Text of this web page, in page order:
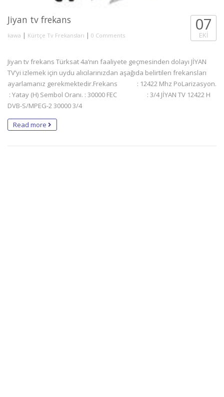
Jiyan tv frekans
kawa | Kürtçe Tv Frekansları | 0 Comments
07
EKI
Jiyan tv frekans Türksat 4a’nın faaliyete geçmesinden dolayı JİYAN
TV’yi izlemek için uydu alıcılarınızdan aşağıda belirtilen frekansları
ayarlamanız gerekmektedir.Frekans : 12422 Mhz PoLarizasyon.
: Yatay (H) Sembol Oranı. : 30000 FEC : 3/4 JİYAN TV 12422 H
DVB-S/MPEG-2 30000 3/4
Read more